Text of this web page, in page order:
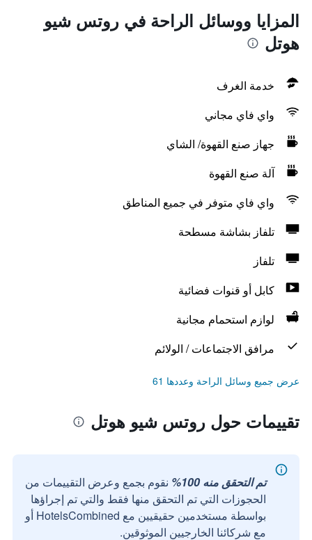
المزايا ووسائل الراحة في روتس شيو
هوتل
خدمة الغرف
واي فاي مجاني
جهاز صنع القهوة/ الشاي
آلة صنع القهوة
واي فاي متوفر في جميع المناطق
تلفاز بشاشة مسطحة
تلفاز
كابل أو قنوات فضائية
لوازم استحمام مجانية
مرافق الاجتماعات / الولائم
عرض جميع وسائل الراحة وعددها 61
تقييمات حول روتس شيو هوتل
تم التحقق منه 100%
نقوم بجمع وعرض التقييمات من
الحجوزات التي تم التحقق منها فقط والتي تم إجراؤها
بواسطة مستخدمين حقيقيين مع HotelsCombined أو
مع شركائنا الخارجيين الموثوقين.